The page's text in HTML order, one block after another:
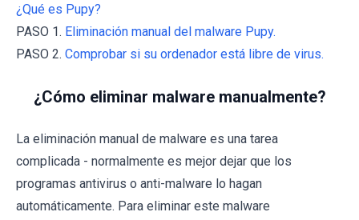
¿Qué es Pupy?
PASO 1. Eliminación manual del malware Pupy.
PASO 2. Comprobar si su ordenador está libre de virus.
¿Cómo eliminar malware manualmente?
La eliminación manual de malware es una tarea
complicada - normalmente es mejor dejar que los
programas antivirus o anti-malware lo hagan
automáticamente. Para eliminar este malware